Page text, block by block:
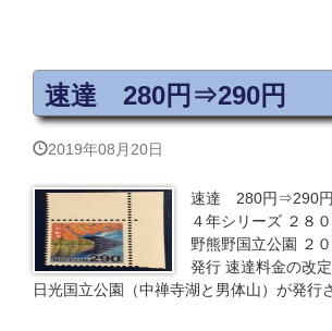
速達 280円⇒290円
2019年08月20日
速達 280円⇒290円
４年シリーズ ２８
野熊野国立公園 ２
発行 速達料金の改
日光国立公園（中禅寺湖と男体山）が発行